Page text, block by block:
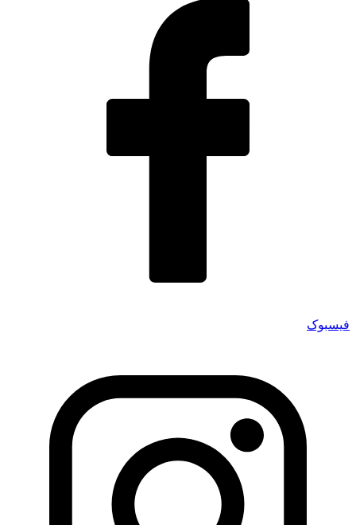
فیسبوک